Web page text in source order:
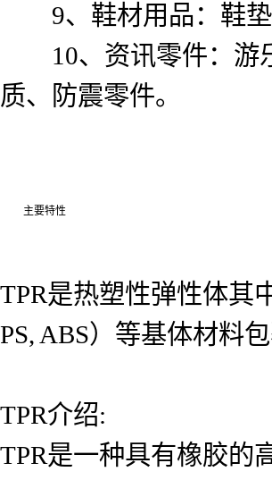
9、鞋材用品：鞋垫
10、资讯零件：游乐
质、防震零件。
主要特性
TPR是热塑性弹性体其
PS, ABS）等基体材料
TPR介绍:
TPR是一种具有橡胶的